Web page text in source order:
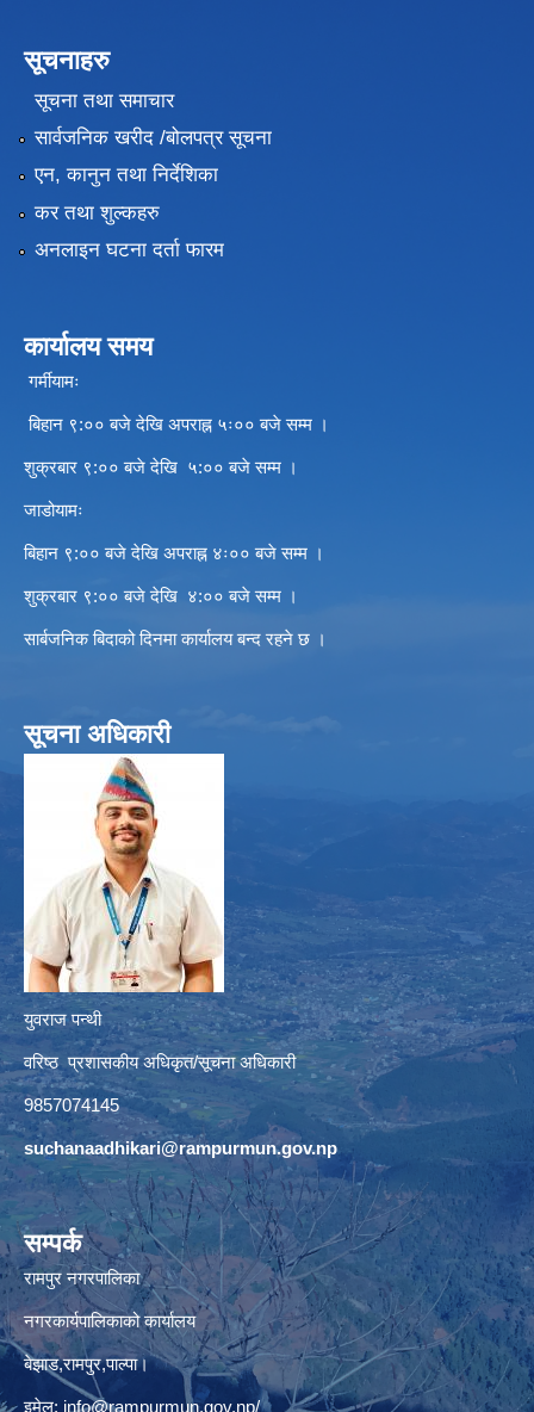
सूचनाहरु
सूचना तथा समाचार
सार्वजनिक खरीद /बोलपत्र सूचना
एन, कानुन तथा निर्देशिका
कर तथा शुल्कहरु
अनलाइन घटना दर्ता फारम
कार्यालय समय
गर्मीयामः
बिहान ९:०० बजे देखि अपराह्न ५ः०० बजे सम्म ।
शुक्रबार ९:०० बजे देखि ५:०० बजे सम्म ।
जाडोयामः
बिहान ९:०० बजे देखि अपराह्न ४ः०० बजे सम्म ।
शुक्रबार ९:०० बजे देखि ४:०० बजे सम्म ।
सार्बजनिक बिदाको दिनमा कार्यालय बन्द रहने छ ।
सूचना अधिकारी
युवराज पन्थी
वरिष्ठ प्रशासकीय अधिकृत/सूचना अधिकारी
9857074145
suchanaadhikari@rampurmun.gov.np
सम्पर्क
रामपुर नगरपालिका
नगरकार्यपालिकाको कार्यालय
बेझाड,रामपुर,पाल्पा।
इमेल: info@rampurmun.gov.np/